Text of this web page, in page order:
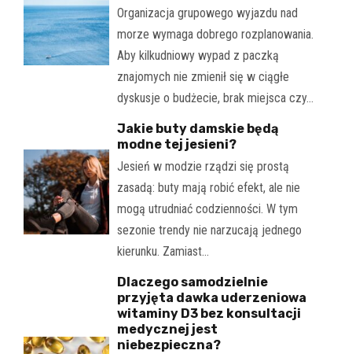
Organizacja grupowego wyjazdu nad
morze wymaga dobrego rozplanowania.
Aby kilkudniowy wypad z paczką
znajomych nie zmienił się w ciągłe
dyskusje o budżecie, brak miejsca czy…
Jakie buty damskie będą
modne tej jesieni?
Jesień w modzie rządzi się prostą
zasadą: buty mają robić efekt, ale nie
mogą utrudniać codzienności. W tym
sezonie trendy nie narzucają jednego
kierunku. Zamiast…
Dlaczego samodzielnie
przyjęta dawka uderzeniowa
witaminy D3 bez konsultacji
medycznej jest
niebezpieczna?